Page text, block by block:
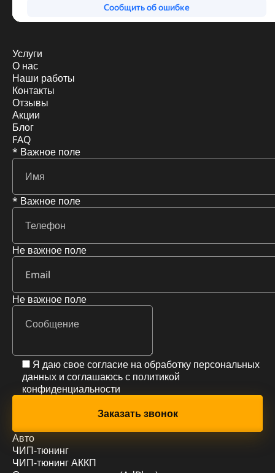
Услуги
О нас
Наши работы
Контакты
Отзывы
Акции
Блог
FAQ
* Важное поле
* Важное поле
Не важное поле
Не важное поле
Я даю свое согласие на обработку персональных
данных и соглашаюсь с политикой
конфиденциальности
Авто
ЧИП-тюнинг
ЧИП-тюнинг АККП